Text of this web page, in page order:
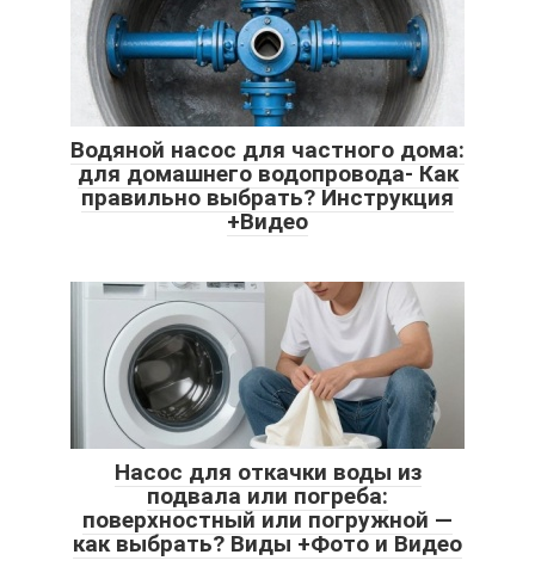
Водяной насос для частного дома:
для домашнего водопровода- Как
правильно выбрать? Инструкция
+Видео
Насос для откачки воды из
подвала или погреба:
поверхностный или погружной —
как выбрать? Виды +Фото и Видео